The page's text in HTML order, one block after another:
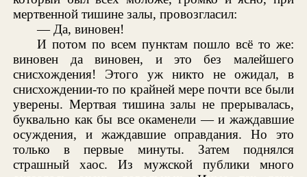
мертвенной тишине залы, провозгласил:
— Да, виновен!
И потом по всем пунктам пошло всё то же:
виновен да виновен, и это без малейшего
снисхождения! Этого уж никто не ожидал, в
снисхождении-то по крайней мере почти все были
уверены. Мертвая тишина залы не прерывалась,
буквально как бы все окаменели — и жаждавшие
осуждения, и жаждавшие оправдания. Но это
только в первые минуты. Затем поднялся
страшный хаос. Из мужской публики много